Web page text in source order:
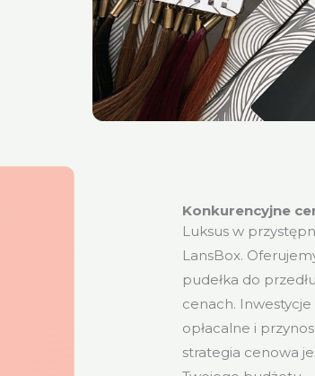
Konkurencyjne
Luksus w
LansBox.
pudełka do
cenach.
opłacalne i
strategia cenowa